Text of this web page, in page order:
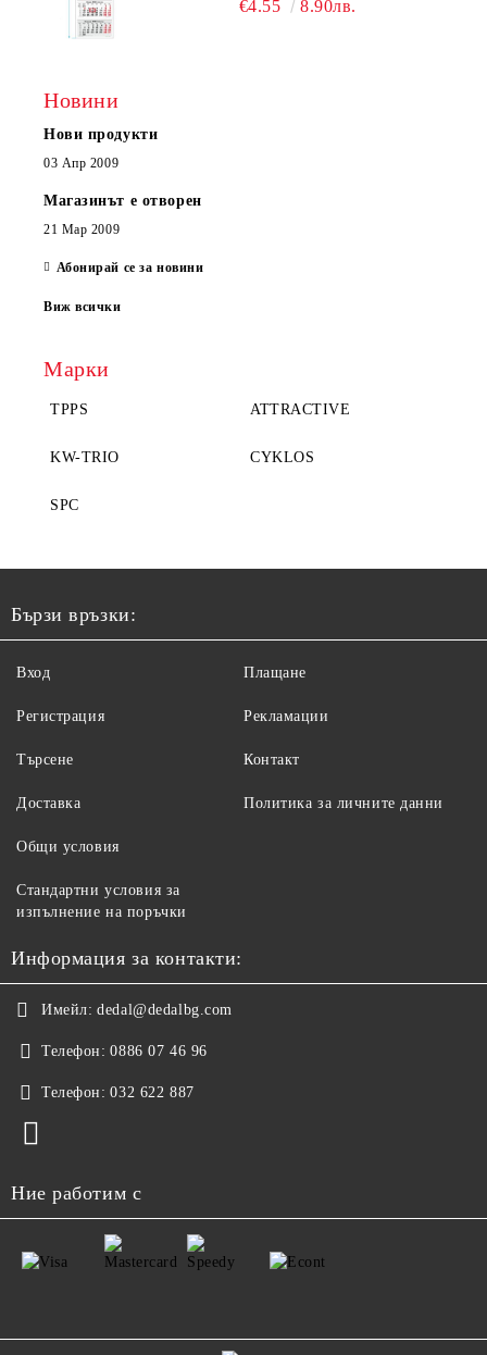
€4.55 8.90лв.
Новини
Нови продукти
03 Апр 2009
Магазинът е отворен
21 Мар 2009
Абонирай се за новини
Виж всички
Марки
TPPS ATTRACTIVE
KW-TRIO CYKLOS
SPC
Бързи връзки:
Вход
Регистрация
Търсене
Доставка
Плащане
Рекламации
Контакт
Политика за личните данни
Общи условия
Стандартни условия за
изпълнение на поръчки
Информация за контакти:
Имейл: dedal@dedalbg.com
Телефон: 0886 07 46 96
Телефон: 032 622 887
Ние работим с